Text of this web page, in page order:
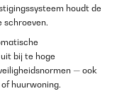
houdt de
schroeven.
bij te hoge
— ook
huurwoning.